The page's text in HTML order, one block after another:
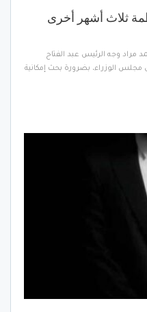
ثلاث أشهر أخرى
مراد وجه الرئيس عبد الفتاح
الوزراء، بضرورة بحث إمكانية